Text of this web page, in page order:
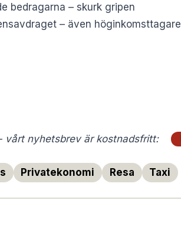
bedragarna – skurk gripen
– även höginkomsttagare
vårt nyhetsbrev är kostnadsfritt:
Privatekonomi Resa Taxi